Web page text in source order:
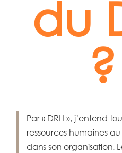
du
Par « DRH », j’entend
ressources humaines
dans son organisation.